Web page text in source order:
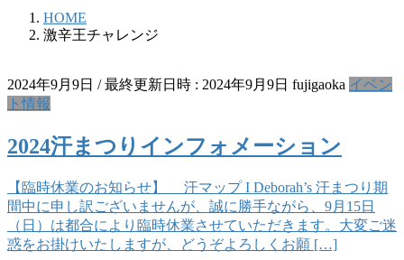
HOME
激辛王チャレンジ
2024年9月9日 / 最終更新日時 : 2024年9月9日 fujigaoka イベン
ト情報
2024汗まつりインフォメーション
【臨時休業のお知らせ】 汗マップ I Deborah’s 汗まつり期
間中に申し訳ございませんが、誠に勝手ながら、9月15日
（日）は都合により臨時休業させていただきます。大変ご迷
惑をお掛けいたしますが、どうぞよろしくお願 […]